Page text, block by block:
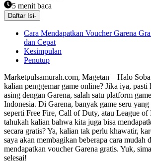
5 menit baca
Daftar Isi-
Cara Mendapatkan Voucher Garena
dan Cepat
Kesimpulan
Penutup
Marketpulsamurah.com, Magetan – Halo
kalian penggemar game online? Jika iya, pasti
asing dengan Garena, salah satu platform
Indonesia. Di Garena, banyak game seru
seperti Free Fire, Call of Duty, atau League of
tahukah kalian bahwa kita juga bisa
secara gratis? Ya, kalian tak perlu khawatir,
saya akan membagikan beberapa cara mudah
mendapatkan voucher Garena gratis. Yuk,
selesai!